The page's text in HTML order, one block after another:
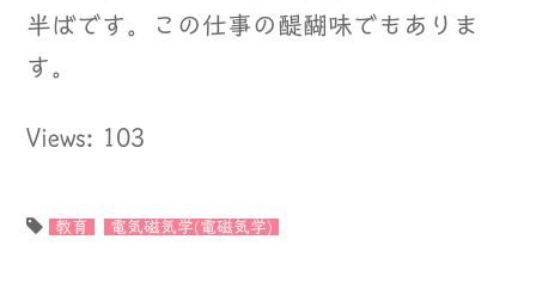
半ばです。この仕事の醍醐味でもありま
す。
Views: 103
教育 電気磁気学(電磁気学)